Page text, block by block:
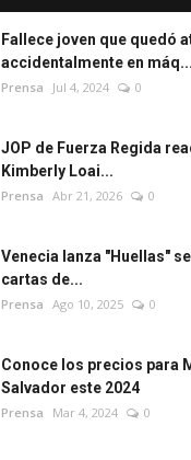
Fallece joven que quedó
accidentalmente en máq...
Prensa Jul 4, 2024 0
JOP de Fuerza Regida
Kimberly Loai...
Prensa Abr 21, 2026 0
Venecia lanza "Huellas"
cartas de...
Prensa Ago 10, 2025 0
Conoce los precios para
Salvador este 2024
Prensa Mar 4, 2024 0